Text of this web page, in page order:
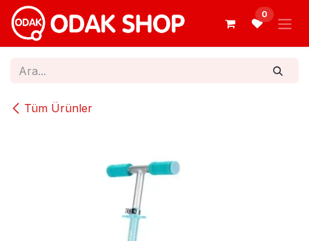
İçereği Atla
0
Tüm Ürünler